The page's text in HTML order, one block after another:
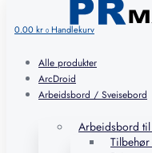
0.00kr 0 Handlekurv
Alle produkter
ArcDroid
Arbeidsbord / Sveisebord
Arbeidsbord til